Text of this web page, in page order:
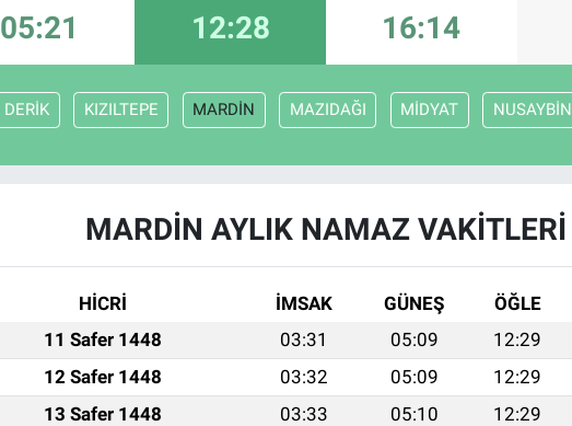
05:21 12:28 16:14
DERİK KIZILTEPE MARDİN MAZIDAĞI MİDYAT NUSAYBİN
MARDİN AYLIK NAMAZ VAKITLERI
HİCRİ İMSAK GÜNEŞ ÖĞLE
11 Safer 1448 03:31 05:09 12:29
12 Safer 1448 03:32 05:09 12:29
13 Safer 1448 03:33 05:10 12:29